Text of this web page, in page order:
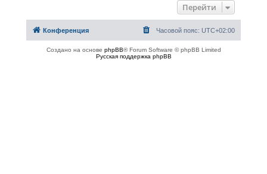
Перейти
Конференция Часовой пояс: UTC+02:00
Создано на основе phpBB® Forum Software © phpBB Limited
Русская поддержка phpBB